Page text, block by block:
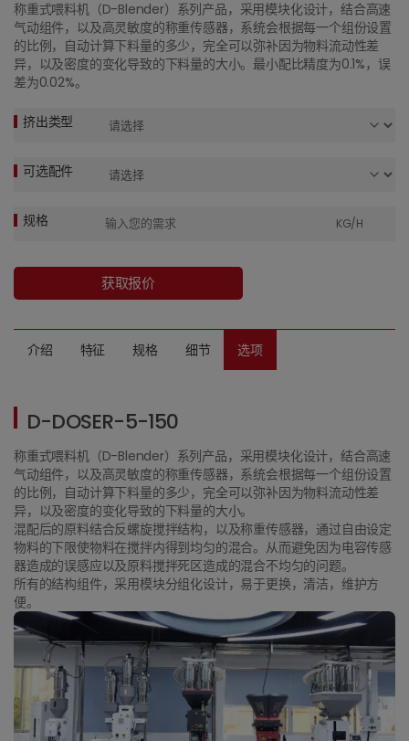
称重式喂料机（D-Blender）系列产品，采用模块化设计，结合高速
气动组件，以及高灵敏度的称重传感器，系统会根据每一个组份设置
的比例，自动计算下料量的多少，完全可以弥补因为物料流动性差
异，以及密度的变化导致的下料量的大小。最小配比精度为0.1%，误
差为0.02%。
挤出类型
可选配件
规格 KG/H
获取报价
介绍 特征 规格 细节 选项
D-DOSER-5-150
称重式喂料机（D-Blender）系列产品，采用模块化设计，结合高速
气动组件，以及高灵敏度的称重传感器，系统会根据每一个组份设置
的比例，自动计算下料量的多少，完全可以弥补因为物料流动性差
异，以及密度的变化导致的下料量的大小。
混配后的原料结合反螺旋搅拌结构，以及称重传感器，通过自由设定
物料的下限使物料在搅拌内得到均匀的混合。从而避免因为电容传感
器造成的误感应以及原料搅拌死区造成的混合不均匀的问题。
所有的结构组件，采用模块分组化设计，易于更换，清洁，维护方
便。